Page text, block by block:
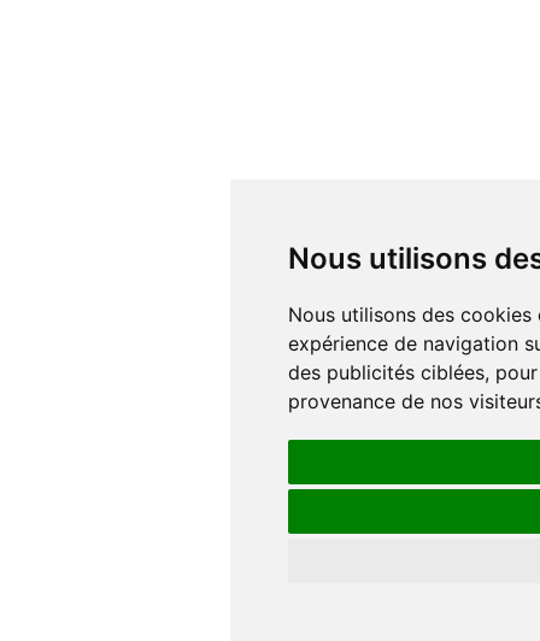
Nous utilisons
Nous utilisons des cookies et d'autres technologies de suivi pour améliorer votre
expérience de navigation
des publicités ciblées,
provenance de nos